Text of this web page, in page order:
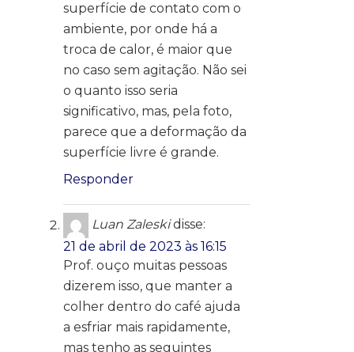
superfície de contato com o
ambiente, por onde há a
troca de calor, é maior que
no caso sem agitação. Não sei
o quanto isso seria
significativo, mas, pela foto,
parece que a deformação da
superfície livre é grande.
Responder
Luan Zaleski disse:
21 de abril de 2023 às 16:15
Prof. ouço muitas pessoas
dizerem isso, que manter a
colher dentro do café ajuda
a esfriar mais rapidamente,
mas tenho as seguintes